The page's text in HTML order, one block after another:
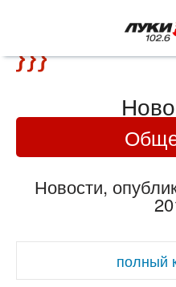
Новости,
полный